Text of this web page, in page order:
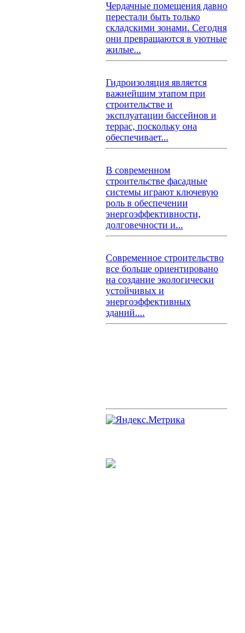
Чердачные помещения давно
перестали быть только
складскими зонами. Сегодня
они превращаются в уютные
жилые...
Гидроизоляция является
важнейшим этапом при
строительстве и
эксплуатации бассейнов и
террас, поскольку она
обеспечивает...
В современном
строительстве фасадные
системы играют ключевую
роль в обеспечении
энергоэффективности,
долговечности и...
Современное строительство
все больше ориентировано
на создание экологически
устойчивых и
энергоэффективных
зданий....